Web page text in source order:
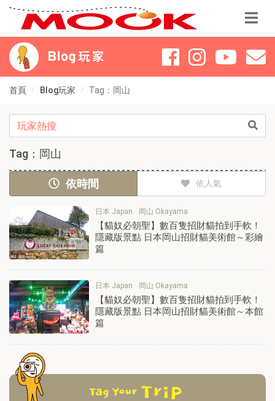
首頁 Blog玩家 Tag：岡山
Tag：岡山
依時間 依人氣
日本 Japan 岡山 Okayama
【貓奴必朝聖】數百隻招財貓拍到手軟！
隱藏版景點 日本岡山招財貓美術館～彩繪
篇
日本 Japan 岡山 Okayama
【貓奴必朝聖】數百隻招財貓拍到手軟！
隱藏版景點 日本岡山招財貓美術館～本館
篇